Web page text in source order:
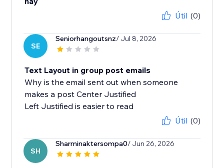
Útil (0)
SE
Seniorhangoutsnz/ Jul 8, 2026
Text Layout in group post emails
Why is the email sent out when someone
makes a post Center Justified
Left Justified is easier to read
Útil (0)
SH
Sharminaktersompa0/ Jun 26, 2026